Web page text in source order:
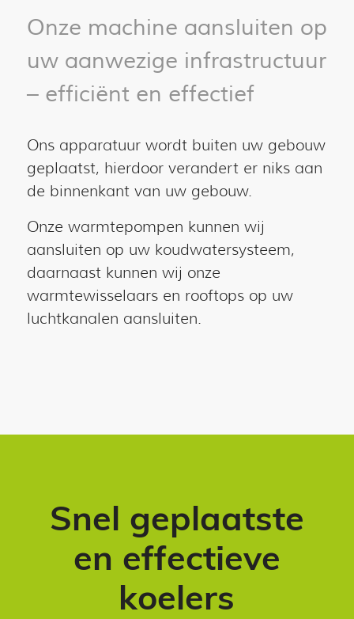
Onze machine aansluiten op
uw aanwezige infrastructuur
– efficiënt en effectief
Ons apparatuur wordt buiten uw gebouw
geplaatst, hierdoor verandert er niks aan
de binnenkant van uw gebouw.
Onze warmtepompen kunnen wij
aansluiten op uw koudwatersysteem,
daarnaast kunnen wij onze
warmtewisselaars en rooftops op uw
luchtkanalen aansluiten.
Snel geplaatste
en effectieve
koelers